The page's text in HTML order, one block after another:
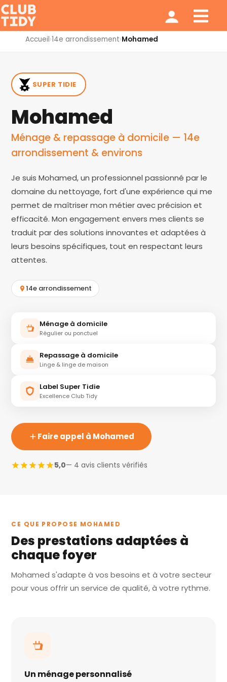
Accueil›14e arrondissement›Mohamed
SUPER TIDIE
Mohamed
Ménage & repassage à domicile — 14e
arrondissement & environs
Je suis Mohamed, un professionnel passionné par le
domaine du nettoyage, fort d'une expérience qui me
permet de maîtriser mon métier avec précision et
efficacité. Mon engagement envers mes clients se
traduit par des solutions innovantes et adaptées à
leurs besoins spécifiques, tout en respectant leurs
attentes.
14e arrondissement
Ménage à domicile
Régulier ou ponctuel
Repassage à domicile
Linge & linge de maison
Label Super Tidie
Excellence Club Tidy
Faire appel à Mohamed
5,0— 4 avis clients vérifiés
CE QUE PROPOSE MOHAMED
Des prestations adaptées à
chaque foyer
Mohamed s'adapte à vos besoins et à votre secteur
pour vous offrir un service de qualité, à votre rythme.
Un ménage personnalisé